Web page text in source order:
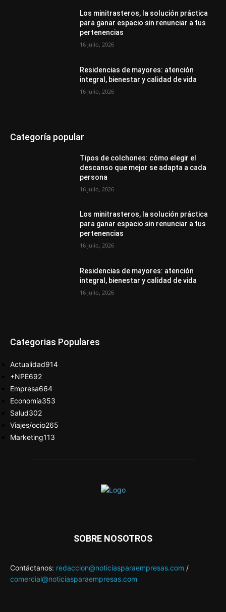
Los minitrasteros, la solución práctica
para ganar espacio sin renunciar a tus
pertenencias
16 julio, 2026
Residencias de mayores: atención
integral, bienestar y calidad de vida
16 julio, 2026
Categoría popular
Tipos de colchones: cómo elegir el
descanso que mejor se adapta a cada
persona
16 julio, 2026
Los minitrasteros, la solución práctica
para ganar espacio sin renunciar a tus
pertenencias
16 julio, 2026
Residencias de mayores: atención
integral, bienestar y calidad de vida
16 julio, 2026
Categorias Populares
Actualidad914
+NPE692
Empresa664
Economía353
Salud302
Viajes/ocio265
Marketing113
SOBRE NOSOTROS
Contáctanos: redaccion@noticiasparaempresas.com /
comercial@noticiasparaempresas.com